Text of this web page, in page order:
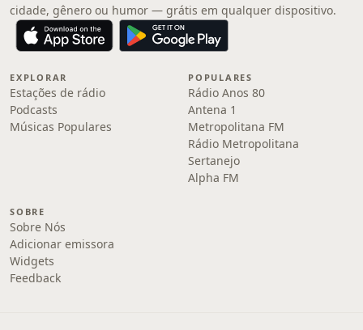
cidade, gênero ou humor — grátis em qualquer dispositivo.
EXPLORAR
Estações de rádio
Podcasts
Músicas Populares
POPULARES
Rádio Anos 80
Antena 1
Metropolitana FM
Rádio Metropolitana
Sertanejo
Alpha FM
SOBRE
Sobre Nós
Adicionar emissora
Widgets
Feedback